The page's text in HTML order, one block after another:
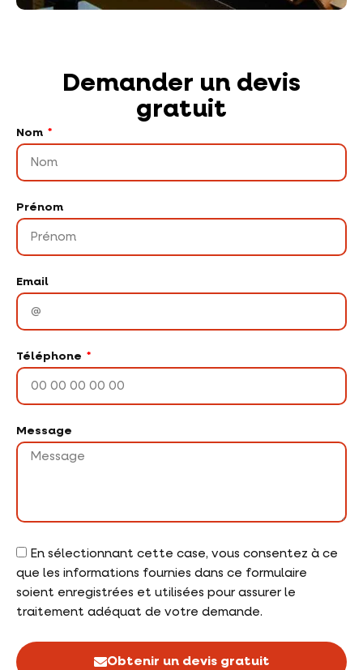
Demander un devis
gratuit
Nom
Prénom
Email
Téléphone
Message
En sélectionnant cette case, vous consentez à ce
que les informations fournies dans ce formulaire
soient enregistrées et utilisées pour assurer le
traitement adéquat de votre demande.
Obtenir un devis gratuit